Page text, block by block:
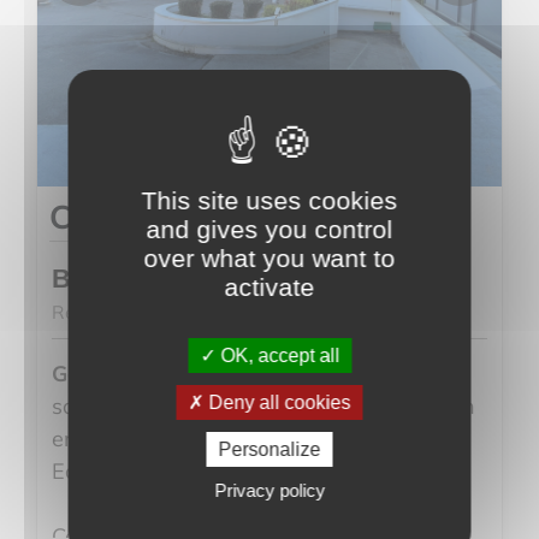
Besançon
Ref. 103
Garage de 14m - Garage fermé situé en
sous-sol d’une copropriété soignée et bien
entretenue dans le quartier de Fontaine
Ecu.
Consult usThis site uses cookies
and gives you control
over what you want to
activate
OK, accept all
Deny all cookies
Personalize
Privacy policy